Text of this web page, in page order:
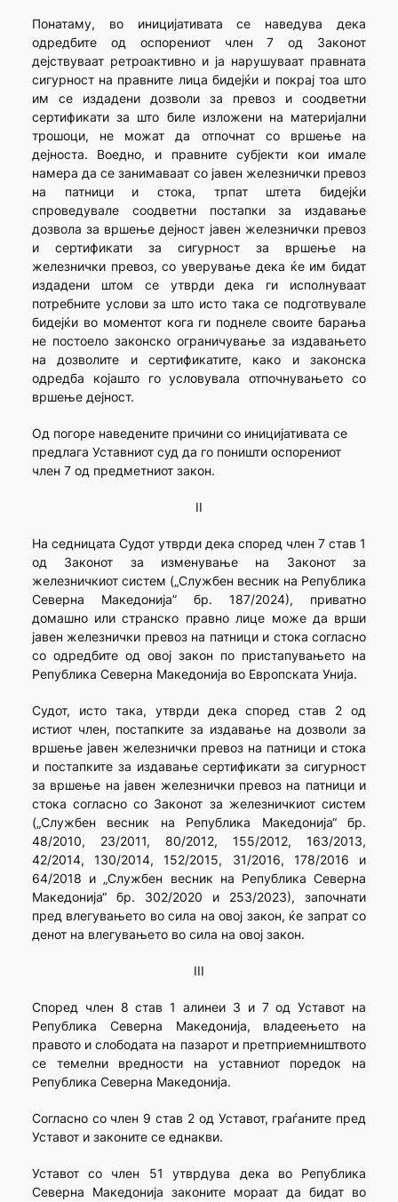
Понатаму, во иницијативата се наведува дека
одредбите од оспорениот член 7 од Законот
дејствуваат ретроактивно и ја нарушуваат правната
сигурност на правните лица бидејќи и покрај тоа што
им се издадени дозволи за превоз и соодветни
сертификати за што биле изложени на материјални
трошоци, не можат да отпочнат со вршење на
дејноста. Воедно, и правните субјекти кои имале
намера да се занимаваат со јавен железнички превоз
на патници и стока, трпат штета бидејќи
спроведувале соодветни постапки за издавање
дозвола за вршење дејност јавен железнички превоз
и сертификати за сигурност за вршење на
железнички превоз, со уверување дека ќе им бидат
издадени штом се утврди дека ги исполнуваат
потребните услови за што исто така се подготвувале
бидејќи во моментот кога ги поднеле своите барања
не постоело законско ограничување за издавањето
на дозволите и сертификатите, како и законска
одредба којашто го условувала отпочнувањето со
вршење дејност.
Од погоре наведените причини со иницијативата се
предлага Уставниот суд да го поништи оспорениот
член 7 од предметниот закон.
II
На седницата Судот утврди дека според член 7 став 1
од Законот за изменување на Законот за
железничкиот систем („Службен весник на Република
Северна Македонија” бр. 187/2024), приватно
домашно или странско правно лице може да врши
јавен железнички превоз на патници и стока согласно
со одредбите од овој закон по пристапувањето на
Република Северна Македонија во Европската Унија.
Судот, исто така, утврди дека според став 2 од
истиот член, постапките за издавање на дозволи за
вршење јавен железнички превоз на патници и стока
и постапките за издавање сертификати за сигурност
за вршење на јавен железнички превоз на патници и
стока согласно со Законот за железничкиот систем
(„Службен весник на Република Македонија“ бр.
48/2010, 23/2011, 80/2012, 155/2012, 163/2013,
42/2014, 130/2014, 152/2015, 31/2016, 178/2016 и
64/2018 и „Службен весник на Република Северна
Македонија“ бр. 302/2020 и 253/2023), започнати
пред влегувањето во сила на овој закон, ќе запрат со
денот на влегувањето во сила на овој закон.
III
Според член 8 став 1 алинеи 3 и 7 од Уставот на
Република Северна Македонија, владеењето на
правото и слободата на пазарот и претприемништвото
се темелни вредности на уставниот поредок на
Република Северна Македонија.
Согласно со член 9 став 2 од Уставот, граѓаните пред
Уставот и законите се еднакви.
Уставот со член 51 утврдува дека во Република
Северна Македонија законите мораат да бидат во